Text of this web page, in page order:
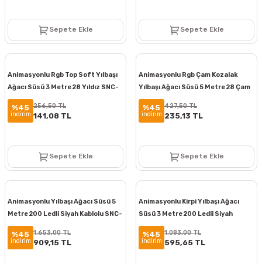
Sepete Ekle Sepete Ekle
Animasyonlu Rgb Top Soft Yılbaşı
Ağacı Süsü 3 Metre 28 Yıldız SNC-
210-1
%45
indirim
256,50 TL
141,08 TL
Sepete Ekle
Animasyonlu Rgb Çam Kozalak
Yılbaşı Ağacı Süsü 5 Metre 28 Çam
Kozalak SNC-211
%45
indirim
427,50 TL
235,13 TL
Sepete Ekle
Animasyonlu Yılbaşı Ağacı Süsü 5
Metre 200 Ledli Siyah Kablolu SNC-
214
%45
indirim
1.653,00 TL
909,15 TL
Animasyonlu Kirpi Yılbaşı Ağacı
Süsü 3 Metre 200 Ledli Siyah
Kablolu SNC-215-1
%45
indirim
1.083,00 TL
595,65 TL